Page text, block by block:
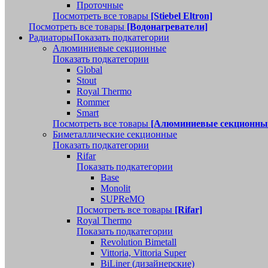
Проточные
Посмотреть все товары [Stiebel Eltron]
Посмотреть все товары [Водонагреватели]
РадиаторыПоказать подкатегории
Алюминиевые секционные
Показать подкатегории
Global
Stout
Royal Thermo
Rommer
Smart
Посмотреть все товары [Алюминиевые
Биметаллические секционные
Показать подкатегории
Rifar
Показать подкатегории
Base
Monolit
SUPReMO
Посмотреть все товары [Rifar]
Royal Thermo
Показать подкатегории
Revolution Bimetall
Vittoria, Vittoria Super
BiLiner (дизайнерские)